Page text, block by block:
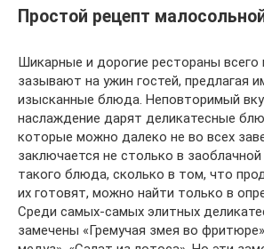
Простой рецепт
Шикарные и дорогие рестораны всего
зазывают на ужин гостей, предлагая
изысканные блюда. Неповторимый
наслаждение дарят деликатесные
которые можно далеко не во всех
заключается не столько в
такого блюда, сколько в том, что
их готовят, можно найти только в
Среди самых-самых элитных
замечены «Гремучая змея во